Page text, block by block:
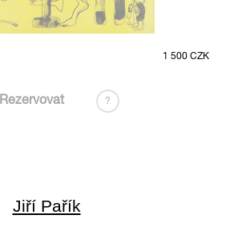
1 500 CZK
Rezervovat ?
Jiří Pařík